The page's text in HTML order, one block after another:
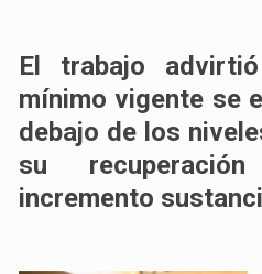
El trabajo
mínimo vigente se
debajo de los
su
incremento